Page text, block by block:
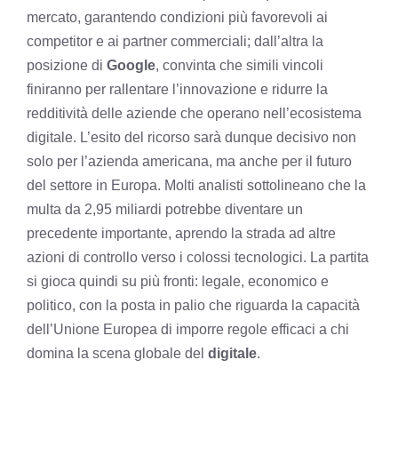
mercato, garantendo condizioni più favorevoli ai
competitor e ai partner commerciali; dall’altra la
posizione di Google, convinta che simili vincoli
finiranno per rallentare l’innovazione e ridurre la
redditività delle aziende che operano nell’ecosistema
digitale. L’esito del ricorso sarà dunque decisivo non
solo per l’azienda americana, ma anche per il futuro
del settore in Europa. Molti analisti sottolineano che la
multa da 2,95 miliardi potrebbe diventare un
precedente importante, aprendo la strada ad altre
azioni di controllo verso i colossi tecnologici. La partita
si gioca quindi su più fronti: legale, economico e
politico, con la posta in palio che riguarda la capacità
dell’Unione Europea di imporre regole efficaci a chi
domina la scena globale del digitale.